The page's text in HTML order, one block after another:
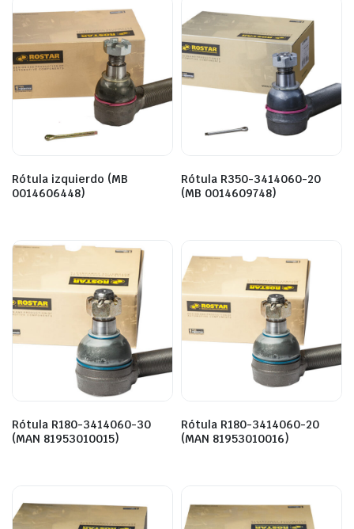
Rótula izquierdo (MB
0014606448)
Rótula R350-3414060-20
(MB 0014609748)
Rótula R180-3414060-30
(MAN 81953010015)
Rótula R180-3414060-20
(MAN 81953010016)